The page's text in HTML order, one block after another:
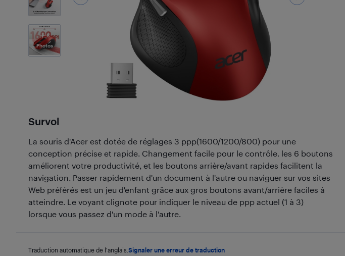
6
Photos
Survol
La souris d'Acer est dotée de réglages 3 ppp(1600/1200/800) pour une
conception précise et rapide. Changement facile pour le contrôle. les 6 boutons
améliorent votre productivité, et les boutons arrière/avant rapides facilitent la
navigation. Passer rapidement d'un document à l'autre ou naviguer sur vos sites
Web préférés est un jeu d'enfant grâce aux gros boutons avant/arrière faciles à
atteindre. Le voyant clignote pour indiquer le niveau de ppp actuel (1 à 3)
lorsque vous passez d'un mode à l'autre.
Traduction automatique de l'anglais. Signaler une erreur de traduction